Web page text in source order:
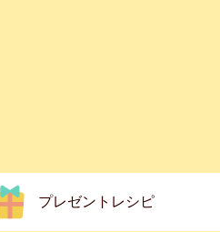
プレゼントレシピ